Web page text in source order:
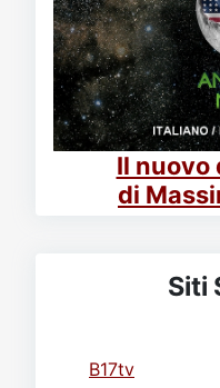
Il nuovo
di
Siti
B17tv